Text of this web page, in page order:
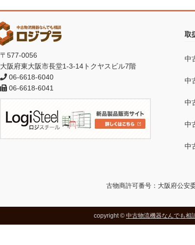
〒577-0056
大阪府東大阪市長堂1-3-14トクヤスビル7階
06-6618-6040
06-6618-6041
取
中
中
中
中
中
古物商許可番号：大阪府公安
copyright © 中古物流機器なんでも相